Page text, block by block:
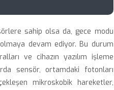
sahip olsa da, gece modu
olmaya devam ediyor. Bu durum
ve cihazın yazılım işleme
sensör, ortamdaki fotonları
mikroskobik hareketler,